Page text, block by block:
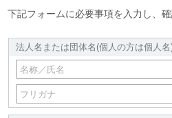
下記フォームに必要事項を入力し、
法人名または団体名 (個人の方は個人名